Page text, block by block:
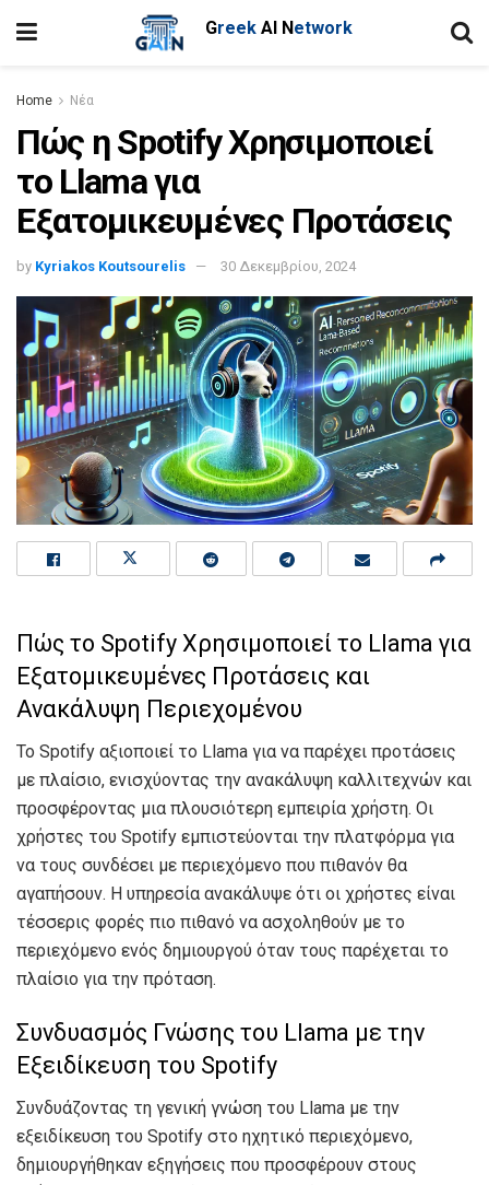
GreekAI Network
Home Νέα
Πώς η Spotify Χρησιμοποιεί
το Llama για
Εξατομικευμένες Προτάσεις
by Kyriakos Koutsourelis 30 Δεκεμβρίου, 2024
Πώς το Spotify Χρησιμοποιεί το Llama για
Εξατομικευμένες Προτάσεις και
Ανακάλυψη Περιεχομένου
Το Spotify αξιοποιεί το Llama για να παρέχει προτάσεις
με πλαίσιο, ενισχύοντας την ανακάλυψη καλλιτεχνών και
προσφέροντας μια πλουσιότερη εμπειρία χρήστη. Οι
χρήστες του Spotify εμπιστεύονται την πλατφόρμα για
να τους συνδέσει με περιεχόμενο που πιθανόν θα
αγαπήσουν. Η υπηρεσία ανακάλυψε ότι οι χρήστες είναι
τέσσερις φορές πιο πιθανό να ασχοληθούν με το
περιεχόμενο ενός δημιουργού όταν τους παρέχεται το
πλαίσιο για την πρόταση.
Συνδυασμός Γνώσης του Llama με την
Εξειδίκευση του Spotify
Συνδυάζοντας τη γενική γνώση του Llama με την
εξειδίκευση του Spotify στο ηχητικό περιεχόμενο,
δημιουργήθηκαν εξηγήσεις που προσφέρουν στους